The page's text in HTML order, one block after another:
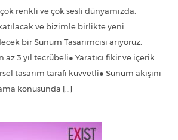
renkli ve çok sesli dünyamızda,
ve bizimle birlikte yeni
bir Sunum Tasarımcısı arıyoruz.
3 yıl tecrübeli● Yaratıcı fikir ve içerik
tasarım tarafı kuvvetli● Sunum akışını
konusunda […]